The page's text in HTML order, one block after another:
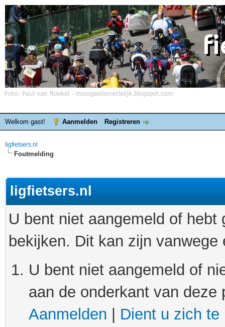
Welkom gast! Aanmelden Registreren
ligfietsers.nl
Foutmelding
ligfietsers.nl
U bent niet aangemeld of
bekijken. Dit kan zijn
U bent niet aangemeld of
aan de onderkant van
Aanmelden
Dient u zich te